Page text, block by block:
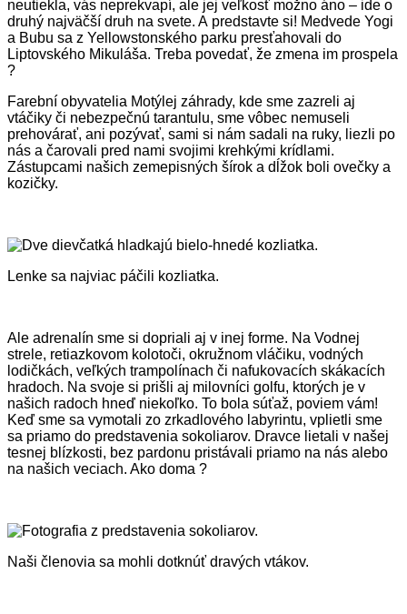
neutiekla, vás neprekvapí, ale jej veľkosť možno áno – ide o
druhý najväčší druh na svete. A predstavte si! Medvede Yogi
a Bubu sa z Yellowstonského parku presťahovali do
Liptovského Mikuláša. Treba povedať, že zmena im prospela
?
Farební obyvatelia Motýlej záhrady, kde sme zazreli aj
vtáčiky či nebezpečnú tarantulu, sme vôbec nemuseli
prehovárať, ani pozývať, sami si nám sadali na ruky, liezli po
nás a čarovali pred nami svojimi krehkými krídlami.
Zástupcami našich zemepisných šírok a dĺžok boli ovečky a
kozičky.
Lenke sa najviac páčili kozliatka.
Ale adrenalín sme si dopriali aj v inej forme. Na Vodnej
strele, retiazkovom kolotoči, okružnom vláčiku, vodných
lodičkách, veľkých trampolínach či nafukovacích skákacích
hradoch. Na svoje si prišli aj milovníci golfu, ktorých je v
našich radoch hneď niekoľko. To bola súťaž, poviem vám!
Keď sme sa vymotali zo zrkadlového labyrintu, vplietli sme
sa priamo do predstavenia sokoliarov. Dravce lietali v našej
tesnej blízkosti, bez pardonu pristávali priamo na nás alebo
na našich veciach. Ako doma ?
Naši členovia sa mohli dotknúť dravých vtákov.